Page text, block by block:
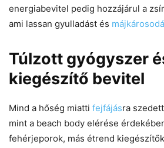
energiabevitel pedig hozzájárul a
ami lassan gyulladást és
Túlzott gyógyszer
kiegészítő bevitel
Mind a hőség miatti fejfájásra
mint a beach body elérése
fehérjeporok, más étrend